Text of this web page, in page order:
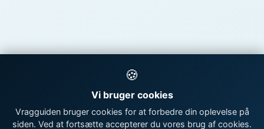
🍪
Vi bruger cookies
Vragguiden bruger cookies for at forbedre din oplevelse på
siden. Ved at fortsætte accepterer du vores brug af cookies.